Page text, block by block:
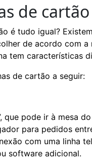
de cartão
é tudo igual?
de acordo com a
tem características
de cartão a seguir:
que pode ir à mesa
para pedidos
com uma linha
software adicional.